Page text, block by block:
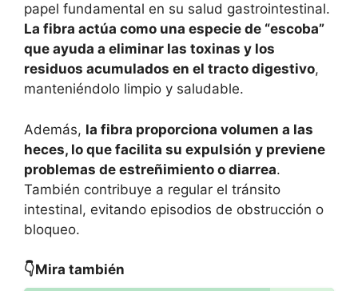
papel fundamental en su salud gastrointestinal.
La fibra actúa como una especie de “escoba”
que ayuda a eliminar las toxinas y los
residuos acumulados en el tracto digestivo,
manteniéndolo limpio y saludable.
Además, la fibra proporciona volumen a las
heces, lo que facilita su expulsión y previene
problemas de estreñimiento o diarrea.
También contribuye a regular el tránsito
intestinal, evitando episodios de obstrucción o
bloqueo.
👇Mira también